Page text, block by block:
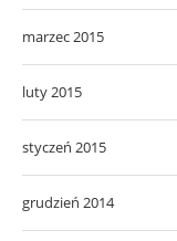
marzec 2015
luty 2015
styczeń 2015
grudzień 2014